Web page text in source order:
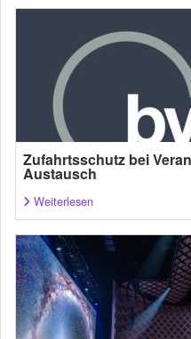
Zufahrtsschutz bei
Austausch
Weiterlesen